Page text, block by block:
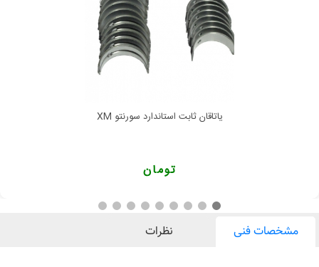
یاتاقان ثابت استاندارد سورنتو XM
تومان
مشخصات فنی نظرات